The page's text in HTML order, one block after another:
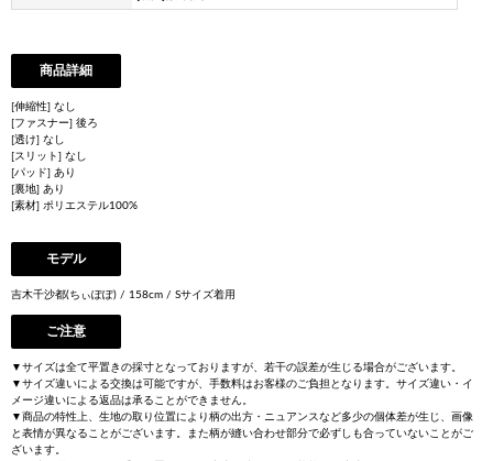
商品詳細
[伸縮性] なし
[ファスナー] 後ろ
[透け] なし
[スリット] なし
[パッド] あり
[裏地] あり
[素材] ポリエステル100%
モデル
吉木千沙都(ちぃぽぽ) / 158cm / Sサイズ着用
ご注意
▼サイズは全て平置きの採寸となっておりますが、若干の誤差が生じる場合がございます。
▼サイズ違いによる交換は可能ですが、手数料はお客様のご負担となります。サイズ違い・イ
メージ違いによる返品は承ることができません。
▼商品の特性上、生地の取り位置により柄の出方・ニュアンスなど多少の個体差が生じ、画像
と表情が異なることがございます。また柄が縫い合わせ部分で必ずしも合っていないことがご
ざいます。